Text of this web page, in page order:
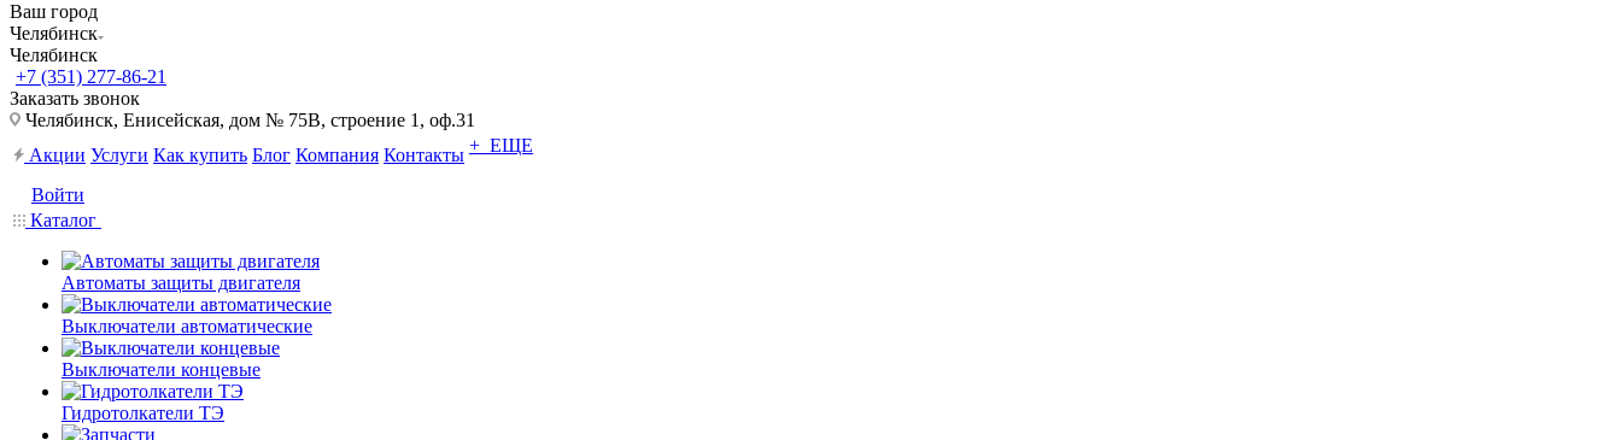
Ваш город
Челябинск
Челябинск
+7 (351) 277-86-21
Заказать звонок
Челябинск, Енисейская, дом № 75В, строение 1, оф.31
Акции Услуги Как купить Блог Компания Контакты + ЕЩЕ
Войти
Каталог
Автоматы защиты двигателя
Выключатели автоматические
Выключатели концевые
Гидротолкатели ТЭ